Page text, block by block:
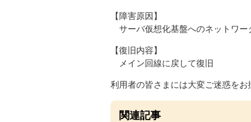
【障害原因】
サーバ仮想化基盤へのネットワー
【復旧内容】
メイン回線に戻して復旧
利用者の皆さまには大変ご迷惑をお
関連記事